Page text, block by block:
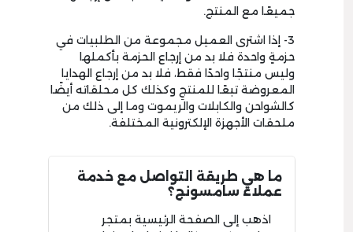
جميعًا مع المنتج.
3- إذا اشترى العميل مجموعة من الطلبيات في
حزمةٍ واحدة فلا بد من إرجاع الحزمة بأكملها
وليس منتجًا واحدًا فقط، فلا بد من إرجاع الهدايا
المعروضة تبعًا للمنتجِ وكذلك كل محلقاته أيضًا
كالشواحن والكابلات والريموت وما إلى ذلك من
ملحقات الأجهزة الإلكترونية المختلفة.
ما هي طريقة التواصل مع خدمة
عملاء سامسونج؟
اذهب إلى الصفحة الرئيسية بمتجر